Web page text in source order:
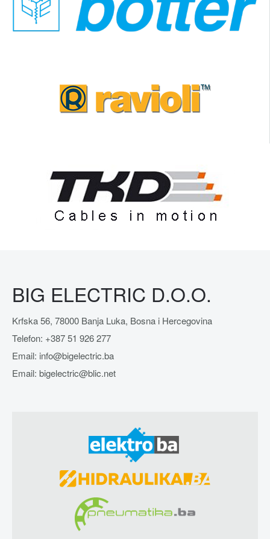
BIG ELECTRIC D.O.O.
Krfska 56, 78000 Banja Luka, Bosna i Hercegovina
Telefon: +387 51 926 277
Email: info@bigelectric.ba
Email: bigelectric@blic.net